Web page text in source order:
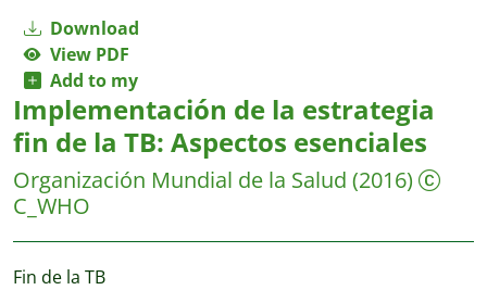
Download
View PDF
Add to my
Implementación de la estrategia
fin de la TB: Aspectos esenciales
Organización Mundial de la Salud (2016)
C_WHO
Fin de la TB